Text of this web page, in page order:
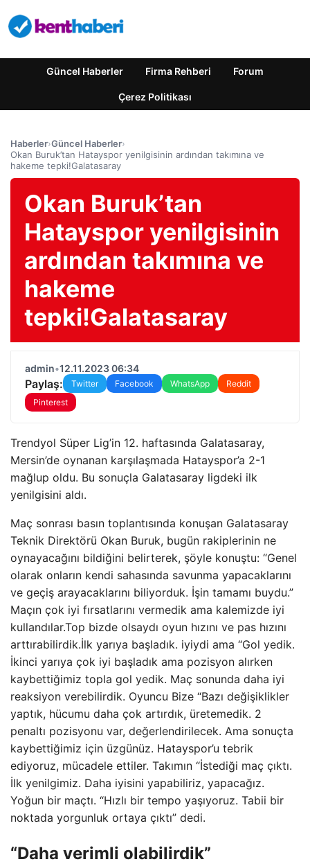
Güncel Haberler Firma Rehberi Forum
Çerez Politikası
Haberler›Güncel Haberler›
Okan Buruk’tan Hatayspor yenilgisinin ardından takımına ve
hakeme tepki!Galatasaray
Okan Buruk’tan
Hatayspor yenilgisinin
ardından takımına ve
hakeme
tepki!Galatasaray
admin•12.11.2023 06:34
Paylaş: Twitter Facebook WhatsApp
Reddit
Pinterest
Trendyol Süper Lig’in 12. haftasında Galatasaray,
Mersin’de oynanan karşılaşmada Hatayspor’a 2-1
mağlup oldu. Bu sonuçla Galatasaray ligdeki ilk
yenilgisini aldı.
Maç sonrası basın toplantısında konuşan Galatasaray
Teknik Direktörü Okan Buruk, bugün rakiplerinin ne
oynayacağını bildiğini belirterek, şöyle konuştu: “Genel
olarak onların kendi sahasında savunma yapacaklarını
ve geçiş arayacaklarını biliyorduk. İşin tamamı buydu.”
Maçın çok iyi fırsatlarını vermedik ama kalemizde iyi
kullandılar.Top bizde olsaydı oyun hızını ve pas hızını
arttırabilirdik.İlk yarıya başladık. iyiydi ama “Gol yedik.
İkinci yarıya çok iyi başladık ama pozisyon alırken
kaybettiğimiz topla gol yedik. Maç sonunda daha iyi
reaksiyon verebilirdik. Oyuncu Bize “Bazı değişiklikler
yaptık, hücumu daha çok artırdık, üretemedik. 2
penaltı pozisyonu var, değerlendirilecek. Ama sonuçta
kaybettiğimiz için üzgünüz. Hatayspor’u tebrik
ediyoruz, mücadele ettiler. Takımın “İstediği maç çıktı.
İlk yenilgimiz. Daha iyisini yapabiliriz, yapacağız.
Yoğun bir maçtı. “Hızlı bir tempo yaşıyoruz. Tabii bir
noktada yorgunluk ortaya çıktı” dedi.
“Daha verimli olabilirdik”